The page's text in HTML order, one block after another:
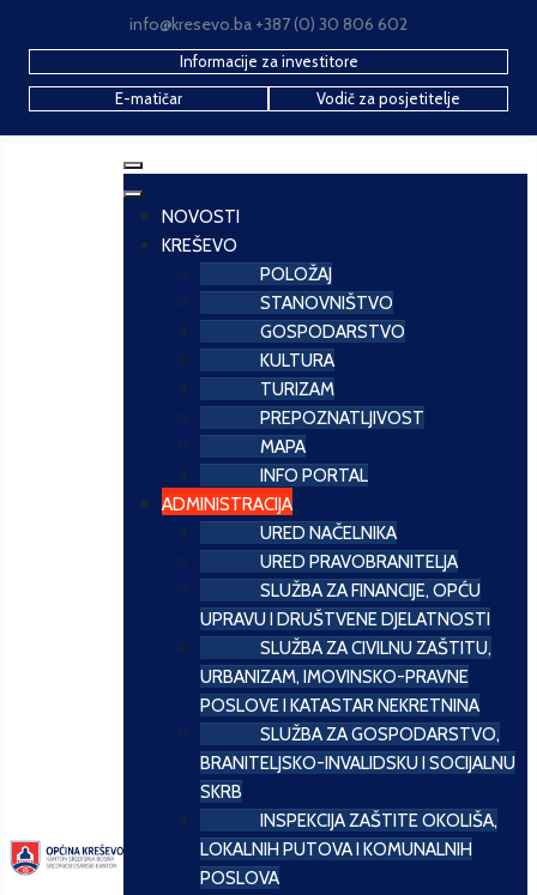
info@kresevo.ba +387 (0) 30 806 602
Informacije za investitore
E-matičar
Vodič za posjetitelje
NOVOSTI
KREŠEVO
POLOŽAJ
STANOVNIŠTVO
GOSPODARSTVO
KULTURA
TURIZAM
PREPOZNATLJIVOST
MAPA
INFO PORTAL
ADMINISTRACIJA
URED NAČELNIKA
URED PRAVOBRANITELJA
SLUŽBA ZA FINANCIJE, OPĆU
UPRAVU I DRUŠTVENE DJELATNOSTI
SLUŽBA ZA CIVILNU ZAŠTITU,
URBANIZAM, IMOVINSKO-PRAVNE
POSLOVE I KATASTAR NEKRETNINA
SLUŽBA ZA GOSPODARSTVO,
BRANITELJSKO-INVALIDSKU I SOCIJALNU
SKRB
INSPEKCIJA ZAŠTITE OKOLIŠA,
LOKALNIH PUTOVA I KOMUNALNIH
POSLOVA